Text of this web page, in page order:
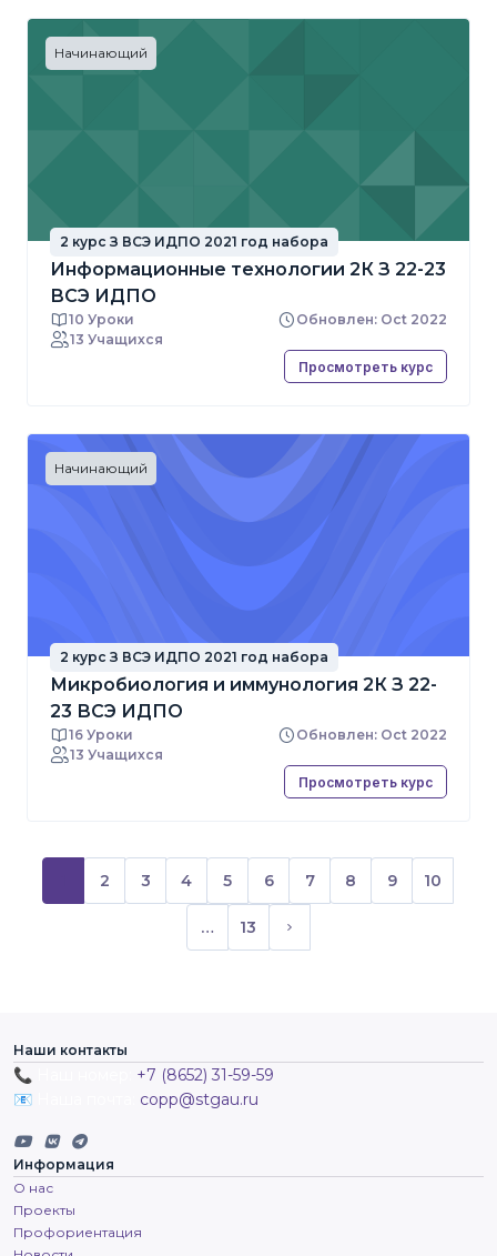
Начинающий
2 курс З ВСЭ ИДПО 2021 год набора
Информационные технологии 2К З 22-23
ВСЭ ИДПО
10 Уроки
Обновлен: Oct 2022
13 Учащихся
Просмотреть курс
Начинающий
2 курс З ВСЭ ИДПО 2021 год набора
Микробиология и иммунология 2К З 22-
23 ВСЭ ИДПО
16 Уроки
Обновлен: Oct 2022
13 Учащихся
Просмотреть курс
(текущий)
2 3 4 5 6 7 8 9 10
… 13
Наши контакты
📞 Наш номер: +7 (8652) 31-59-59
📧 Наша почта: copp@stgau.ru
Информация
О нас
Проекты
Профориентация